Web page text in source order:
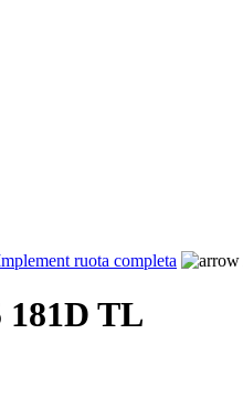
ruota completa
181D TL